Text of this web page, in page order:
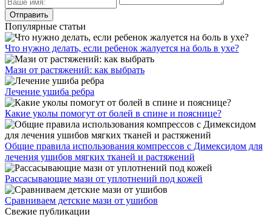
Популярные статьи
Что нужно делать, если ребенок жалуется на боль в ухе?
Мази от растяжений: как выбрать
Лечение ушиба ребра
Какие уколы помогут от болей в спине и пояснице?
Общие правила использования компрессов с Димексидом для
лечения ушибов мягких тканей и растяжений
Рассасывающие мази от уплотнений под кожей
Сравниваем детские мази от ушибов
Свежие публикации